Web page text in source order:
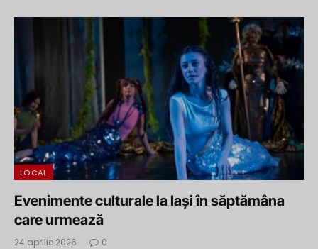
LOCAL
Evenimente culturale la Iași în săptămâna
care urmează
24 aprilie 2026 0